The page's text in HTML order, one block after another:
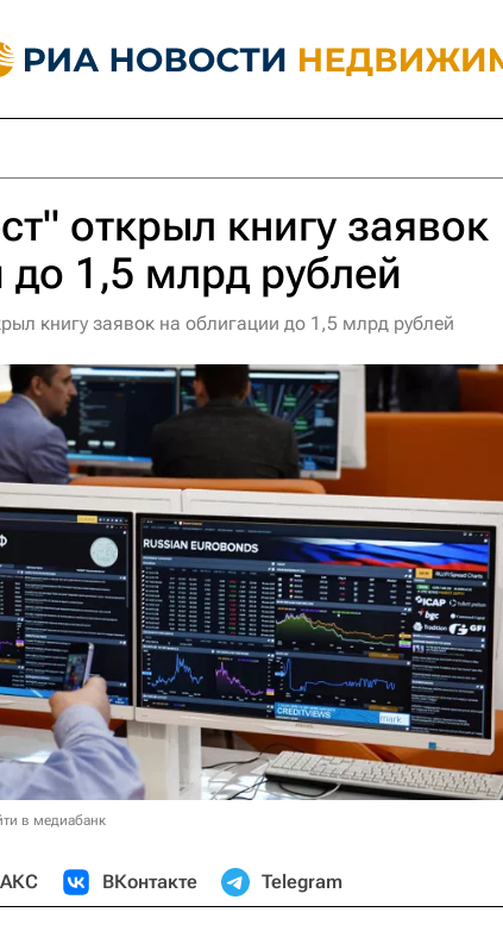
открыл книгу заявок
до 1,5 млрд рублей
книгу заявок на облигации до 1,5 млрд рублей
в медиабанк
ВКонтакте Telegram